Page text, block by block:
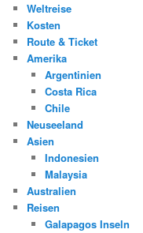
Weltreise
Kosten
Route & Ticket
Amerika
Argentinien
Costa Rica
Chile
Neuseeland
Asien
Indonesien
Malaysia
Australien
Reisen
Galapagos Inseln